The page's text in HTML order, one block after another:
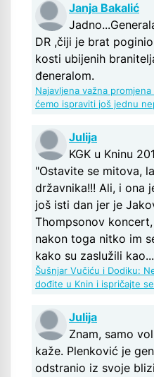
Janja Bakalić
DR ,čiji je brat
kosti ubijenih
đeneralom.
Najavljena važna
ćemo ispraviti još jednu
Julija
KGK u Kninu
"Ostavite se mitova,
državnika!!! Ali, i ona
još isti dan jer je
Thompsonov
nakon toga nitko im
kako su zaslužili kao...
Šušnjar Vučiću i Dodiku:
dođite u Knin i ispričajte se
Julija
Znam, samo
kaže. Plenković je
odstranio iz svoje